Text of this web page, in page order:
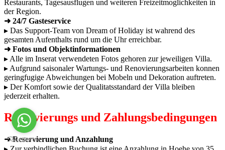
Restaurants, Tagesausflugen und weiteren Freizeitmoglichkeiten in
der Region.
➜ 24/7 Gasteservice
▸ Das Support-Team von Dream of Holiday ist wahrend des
gesamten Aufenthalts rund um die Uhr erreichbar.
➜ Fotos und Objektinformationen
▸ Alle im Inserat verwendeten Fotos gehoren zur jeweiligen Villa.
▸ Aufgrund saisonaler Wartungs- und Renovierungsarbeiten konnen
geringfugige Abweichungen bei Mobeln und Dekoration auftreten.
▸ Der Komfort sowie der Qualitatsstandard der Villa bleiben
jederzeit erhalten.
Reservierungs und Zahlungsbedingungen
➜ Reservierung und Anzahlung